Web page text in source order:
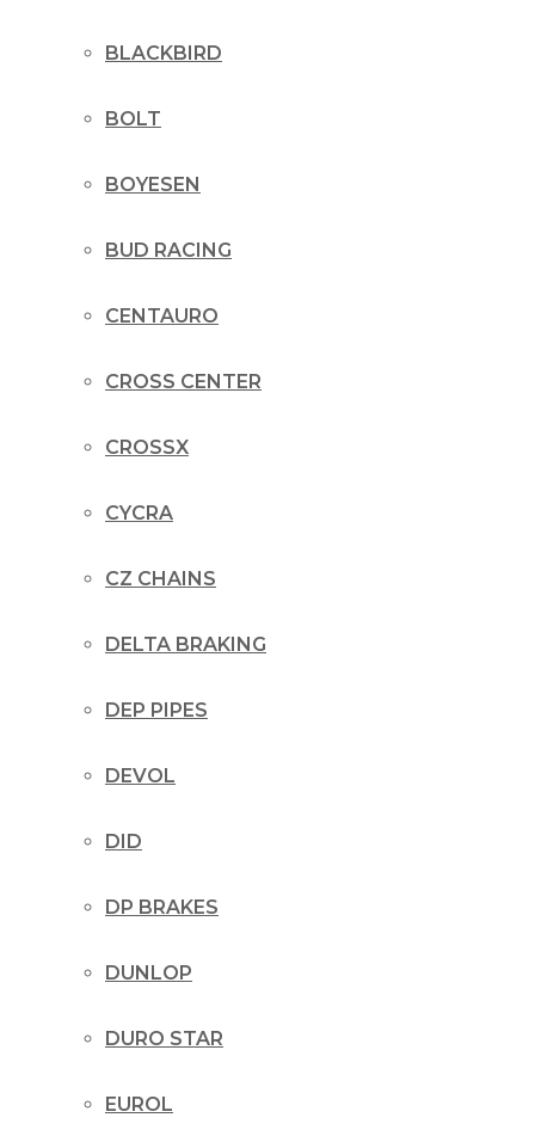
BLACKBIRD
BOLT
BOYESEN
BUD RACING
CENTAURO
CROSS CENTER
CROSSX
CYCRA
CZ CHAINS
DELTA BRAKING
DEP PIPES
DEVOL
DID
DP BRAKES
DUNLOP
DURO STAR
EUROL